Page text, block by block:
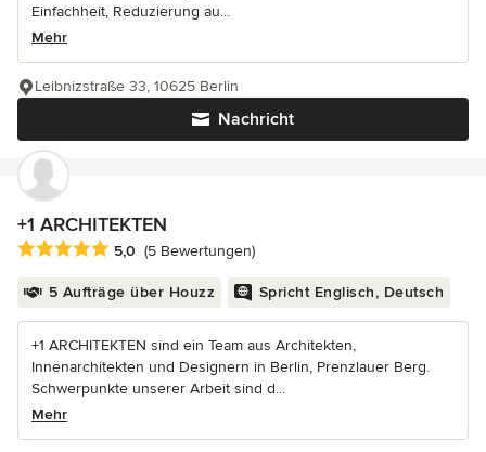
Einfachheit, Reduzierung au...
Mehr
Nachricht
Leibnizstraße 33, 10625 Berlin
+1 ARCHITEKTEN
Durchschnittliche Bewertung: 5 von 5 Sternen
5,0 (5 Bewertungen)
5 Aufträge über Houzz Spricht Englisch, Deutsch
+1 ARCHITEKTEN sind ein Team aus Architekten,
Innenarchitekten und Designern in Berlin, Prenzlauer Berg.
Schwerpunkte unserer Arbeit sind d...
Mehr